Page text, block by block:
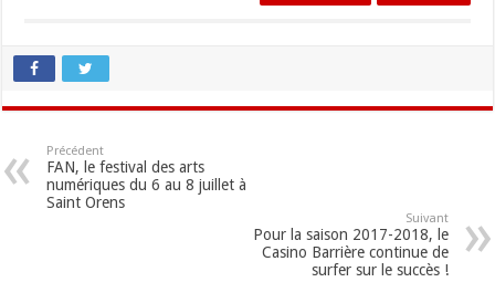
Précédent
FAN, le festival des arts
numériques du 6 au 8 juillet à
Saint Orens
Suivant
Pour la saison 2017-2018, le
Casino Barrière continue de
surfer sur le succès !